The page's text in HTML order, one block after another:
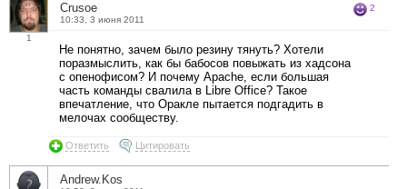
1
Crusoe
10:33, 3 июня 2011
2
Не понятно, зачем было резину тянуть? Хотели
поразмыслить, как бы бабосов повыжать из хадсона
с опенофисом? И почему Apache, если большая
часть команды свалила в Libre Office? Такое
впечатление, что Оракле пытается подгадить в
мелочах сообществу.
Ответить Цитировать
Andrew.Kos